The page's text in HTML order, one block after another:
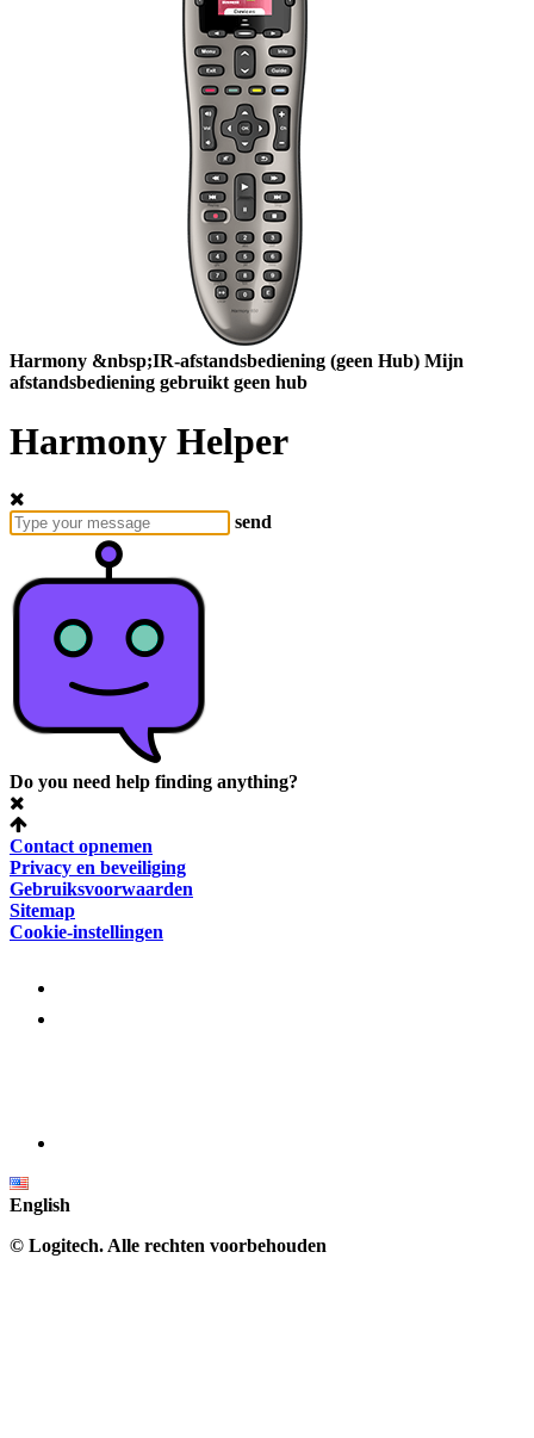
Harmony &nbsp;IR-afstandsbediening (geen Hub) Mijn
afstandsbediening gebruikt geen hub
Harmony Helper
send
Do you need help finding anything?
Contact opnemen
Privacy en beveiliging
Gebruiksvoorwaarden
Sitemap
Cookie-instellingen
English
© Logitech. Alle rechten voorbehouden